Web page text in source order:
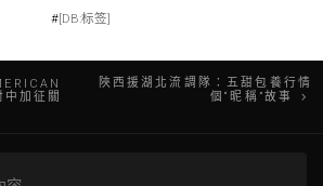
#[DB:标签]
加征關
陜西援湖北流調隊：五甜包養行情
個“昵稱”故事